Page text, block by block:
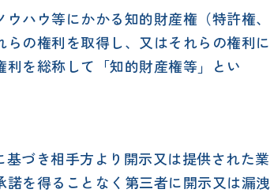
ハウ等にかかる知的財産権（特許権、
の権利を取得し、又はそれらの権利に
を総称して「知的財産権等」とい
づき相手方より開示又は提供された業
を得ることなく第三者に開示又は漏洩